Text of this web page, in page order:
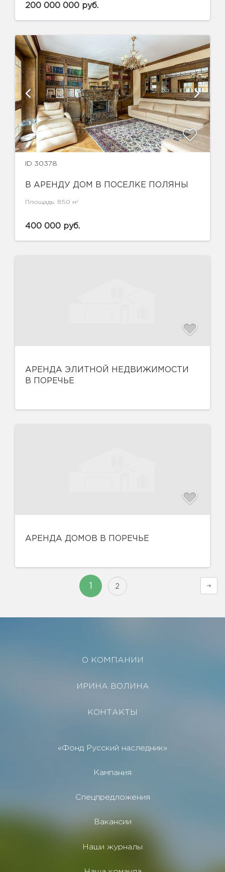
200 000 000 руб.
ID 30378
В АРЕНДУ ДОМ В ПОСЕЛКЕ ПОЛЯНЫ
Площадь: 850 м 2
400 000 руб.
АРЕНДА ЭЛИТНОЙ НЕДВИЖИМОСТИ
В ПОРЕЧЬЕ
АРЕНДА ДОМОВ В ПОРЕЧЬЕ
2
О КОМПАНИИ
ИРИНА ВОЛИНА
КОНТАКТЫ
«Фонд Русский наследник»
Кампания
Спецпредложения
Вакансии
Наши журналы